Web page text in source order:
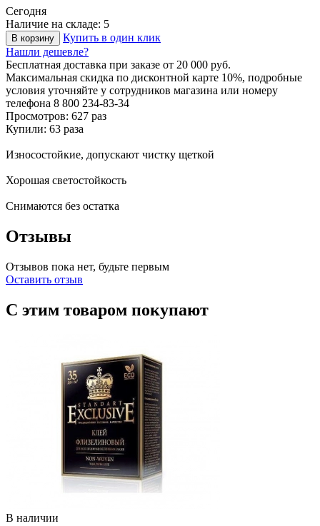
Сегодня
Наличие на складе: 5
В корзину
Купить в один клик
Нашли дешевле?
Бесплатная доставка при заказе от 20 000 руб.
Максимальная скидка по дисконтной карте 10%, подробные
условия уточняйте у сотрудников магазина или номеру
телефона 8 800 234-83-34
Просмотров: 627 раз
Купили: 63 раза
Износостойкие, допускают чистку щеткой
Хорошая светостойкость
Снимаются без остатка
Отзывы
Отзывов пока нет, будьте первым
Оставить отзыв
С этим товаром покупают
В наличии